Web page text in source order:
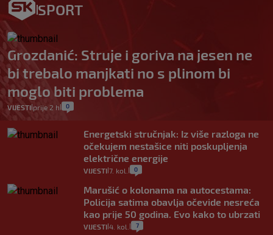
SPORT
Grozdanić: Struje i goriva na jesen ne
bi trebalo manjkati no s plinom bi
moglo biti problema
VIJESTI prije 2 h 0
Energetski stručnjak: Iz više razloga ne
očekujem nestašice niti poskupljenja
električne energije
VIJESTI 7. kol. 0
Marušić o kolonama na autocestama:
Policija satima obavlja očevide nesreća
kao prije 50 godina. Evo kako to ubrzati
VIJESTI 4. kol. 7